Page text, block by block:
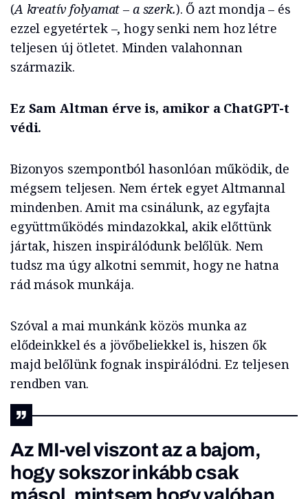
(A kreatív folyamat – a szerk.). Ő azt mondja – és
ezzel egyetértek –, hogy senki nem hoz létre
teljesen új ötletet. Minden valahonnan
származik.
Ez Sam Altman érve is, amikor a ChatGPT-t
védi.
Bizonyos szempontból hasonlóan működik, de
mégsem teljesen. Nem értek egyet Altmannal
mindenben. Amit ma csinálunk, az egyfajta
együttműködés mindazokkal, akik előttünk
jártak, hiszen inspirálódunk belőlük. Nem
tudsz ma úgy alkotni semmit, hogy ne hatna
rád mások munkája.
Szóval a mai munkánk közös munka az
elődeinkkel és a jövőbeliekkel is, hiszen ők
majd belőlünk fognak inspirálódni. Ez teljesen
rendben van.
Az MI-vel viszont az a bajom,
hogy sokszor inkább csak